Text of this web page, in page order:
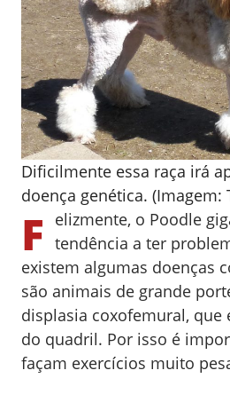
Dificilmente essa raça irá
doença genética. (Imagem:
F
elizmente, o Poodle
tendência a ter
existem algumas doenças
são animais de grande
displasia coxofemural, que
do quadril. Por isso é
façam exercícios muito